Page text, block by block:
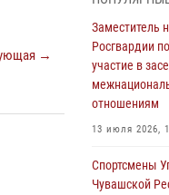
→
В июле
охраны
граждан,
03 августа
В Росгвардии
воинов,
Заместитель
Росгвардии
участие в
отношениям
13 июля 2026,
Спортсмены
Чувашской